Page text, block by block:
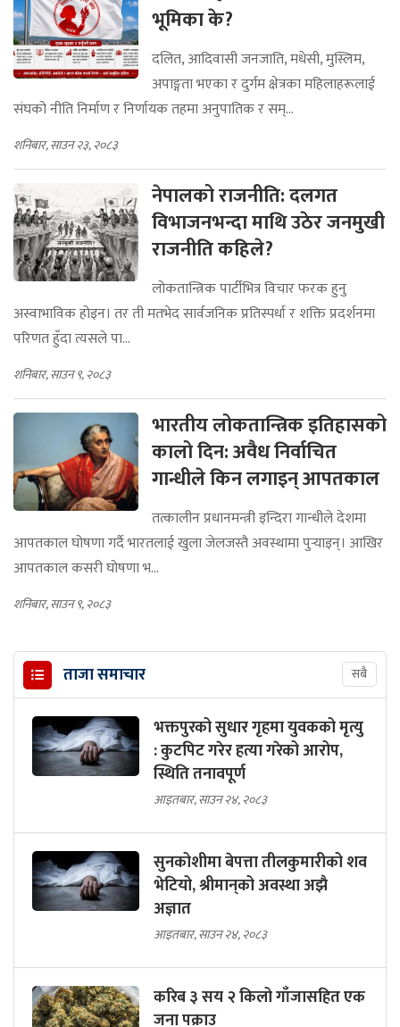
भूमिका के?
दलित, आदिवासी जनजाति, मधेसी, मुस्लिम,
अपाङ्गता भएका र दुर्गम क्षेत्रका महिलाहरूलाई
संघको नीति निर्माण र निर्णायक तहमा अनुपातिक र सम्...
शनिबार, साउन २३, २०८३
नेपालको राजनीति: दलगत
विभाजनभन्दा माथि उठेर जनमुखी
राजनीति कहिले?
लोकतान्त्रिक पार्टीभित्र विचार फरक हुनु
अस्वाभाविक होइन। तर ती मतभेद सार्वजनिक प्रतिस्पर्धा र शक्ति प्रदर्शनमा
परिणत हुँदा त्यसले पा...
शनिबार, साउन ९, २०८३
भारतीय लोकतान्त्रिक इतिहासको
कालो दिन: अवैध निर्वाचित
गान्धीले किन लगाइन् आपतकाल
तत्कालीन प्रधानमन्त्री इन्दिरा गान्धीले देशमा
आपतकाल घोषणा गर्दै भारतलाई खुला जेलजस्तै अवस्थामा पुर्‍याइन्। आखिर
आपतकाल कसरी घोषणा भ...
शनिबार, साउन ९, २०८३
ताजा समाचार सबै
भक्तपुरको सुधार गृहमा युवकको मृत्यु
: कुटपिट गरेर हत्या गरेको आरोप,
स्थिति तनावपूर्ण
आइतबार, साउन २४, २०८३
सुनकोशीमा बेपत्ता तीलकुमारीको शव
भेटियो, श्रीमान्‌को अवस्था अझै
अज्ञात
आइतबार, साउन २४, २०८३
करिब ३ सय २ किलो गाँजासहित एक
जना पक्राउ